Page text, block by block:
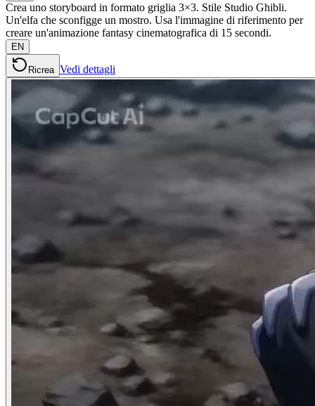
Crea uno storyboard in formato griglia 3×3. Stile Studio Ghibli.
Un'elfa che sconfigge un mostro. Usa l'immagine di riferimento per
creare un'animazione fantasy cinematografica di 15 secondi.
EN
Ricrea Vedi dettagli